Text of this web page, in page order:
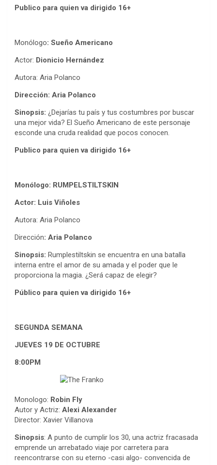
Publico para quien va dirigido 16+
Monólogo: Sueño Americano
Actor: Dionicio Hernández
Autora: Aria Polanco
Dirección: Aria Polanco
Sinopsis: ¿Dejarías tu país y tus costumbres por buscar
una mejor vida? El Sueño Americano de este personaje
esconde una cruda realidad que pocos conocen.
Publico para quien va dirigido 16+
Monólogo: RUMPELSTILTSKIN
Actor: Luis Viñoles
Autora: Aria Polanco
Dirección: Aria Polanco
Sinopsis: Rumplestiltskin se encuentra en una batalla
interna entre el amor de su amada y el poder que le
proporciona la magia. ¿Será capaz de elegir?
Público para quien va dirigido 16+
SEGUNDA SEMANA
JUEVES 19 DE OCTUBRE
8:00PM
Monologo: Robin Fly
Autor y Actriz: Alexi Alexander
Director: Xavier Villanova
Sinopsis: A punto de cumplir los 30, una actriz fracasada
emprende un arrebatado viaje por carretera para
reencontrarse con su eterno -casi algo- convencida de